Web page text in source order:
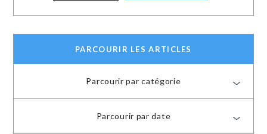
PARCOURIR LES ARTICLES
Parcourir par catégorie
Parcourir par date